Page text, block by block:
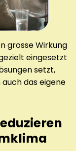
grosse Wirkung
eingesetzt
setzt,
das eigene